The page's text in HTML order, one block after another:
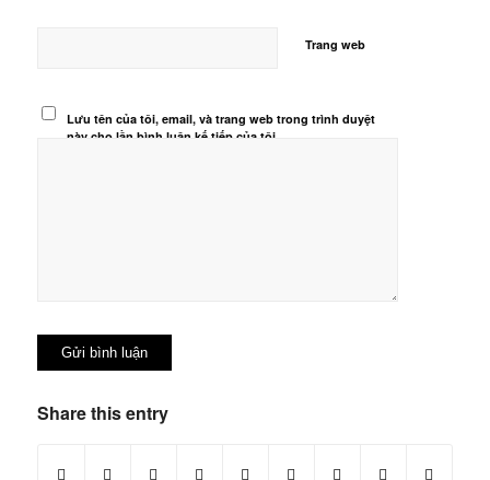
Trang web
Lưu tên của tôi, email, và trang web trong trình duyệt
này cho lần bình luận kế tiếp của tôi.
Share this entry